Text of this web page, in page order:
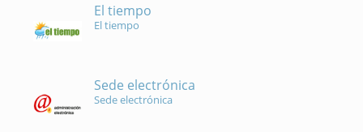
El tiempo
El tiempo
Sede electrónica
Sede electrónica